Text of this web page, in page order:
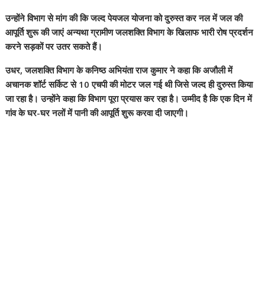
उन्होंने विभाग से मांग की कि जल्द पेयजल योजना को दुरुस्त कर नल में जल की
आपूर्ति शुरू की जाएं अन्यथा ग्रामीण जलशक्ति विभाग के खिलाफ भारी रोष प्रदर्शन
करने सड़कों पर उतर सकते हैं।
उधर, जलशक्ति विभाग के कनिष्ठ अभियंता राज कुमार ने कहा कि अजौली में
अचानक शॉर्ट सर्किट से 10 एचपी की मोटर जल गई थी जिसे जल्द ही दुरुस्त किया
जा रहा है। उन्होंने कहा कि विभाग पूरा प्रयास कर रहा है। उम्मीद है कि एक दिन में
गांव के घर-घर नलों में पानी की आपूर्ति शुरू करवा दी जाएगी।